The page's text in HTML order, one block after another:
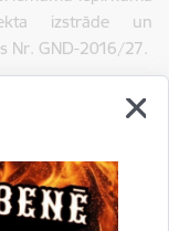
izstrāde un
Nr. GND-2016/27.
2016.gada
„Marten projekti”,